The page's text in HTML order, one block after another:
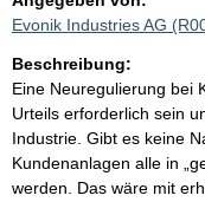
Evonik Industries AG
Beschreibung:
Eine Neuregulierung bei
Urteils erforderlich sein
Industrie. Gibt es keine
Kundenanlagen alle in
werden. Das wäre mit